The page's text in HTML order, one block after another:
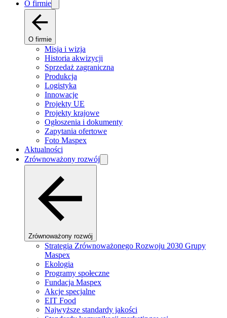
O firmie
O firmie
Misja i wizja
Historia akwizycji
Sprzedaż zagraniczna
Produkcja
Logistyka
Innowacje
Projekty UE
Projekty krajowe
Ogłoszenia i dokumenty
Zapytania ofertowe
Foto Maspex
Aktualności
Zrównoważony rozwój
Zrównoważony rozwój
Strategia Zrównoważonego Rozwoju 2030 Grupy
Maspex
Ekologia
Programy społeczne
Fundacja Maspex
Akcje specjalne
EIT Food
Najwyższe standardy jakości